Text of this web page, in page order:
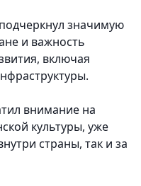
значимую
и важность
включая
.
внимание на
культуры, уже
страны, так и за